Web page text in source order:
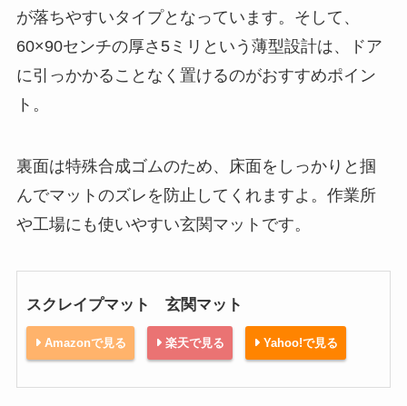
が落ちやすいタイプとなっています。そして、
60×90センチの厚さ5ミリという薄型設計は、ドア
に引っかかることなく置けるのがおすすめポイン
ト。
裏面は特殊合成ゴムのため、床面をしっかりと掴
んでマットのズレを防止してくれますよ。作業所
や工場にも使いやすい玄関マットです。
スクレイプマット 玄関マット
Amazonで見る 楽天で見る Yahoo!で見る